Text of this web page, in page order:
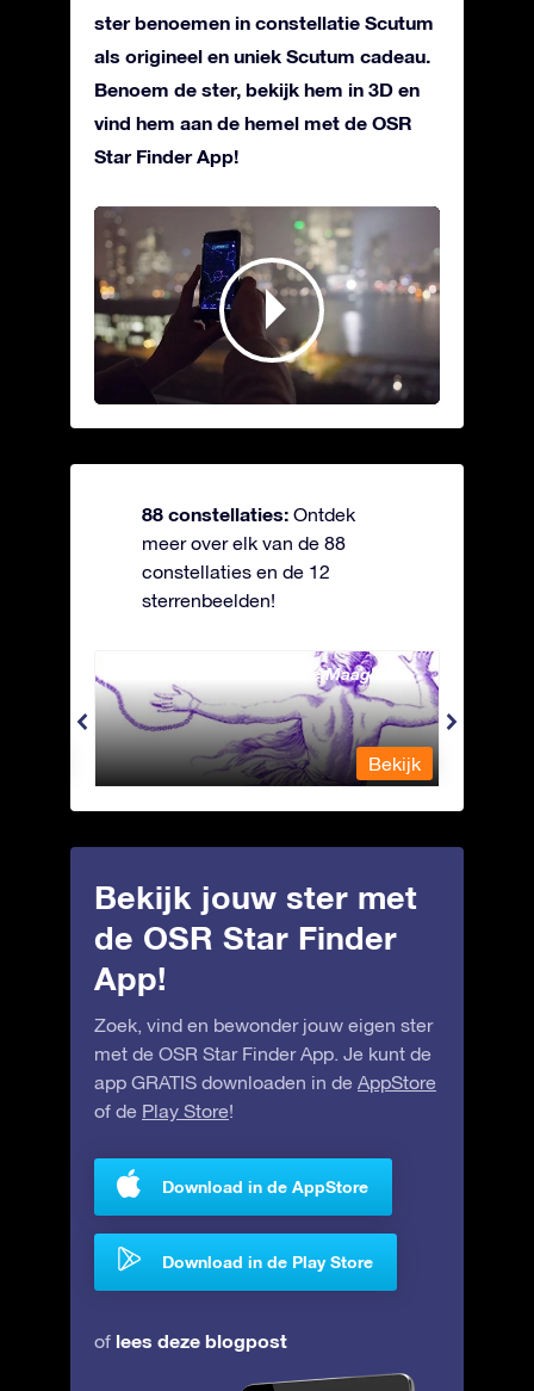
ster benoemen in constellatie Scutum
als origineel en uniek Scutum cadeau.
Benoem de ster, bekijk hem in 3D en
vind hem aan de hemel met de OSR
Star Finder App!
88 constellaties: Ontdek
meer over elk van de 88
constellaties en de 12
sterrenbeelden!
Andromeda - Geketende Maagd
Bekijk
Bekijk jouw ster met
de OSR Star Finder
App!
Zoek, vind en bewonder jouw eigen ster
met de OSR Star Finder App. Je kunt de
app GRATIS downloaden in de AppStore
of de Play Store!
Download in de AppStore
Download in de Play Store
of lees deze blogpost